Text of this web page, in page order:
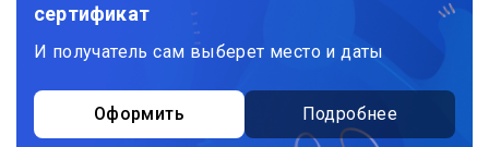
сертификат
И получатель сам выберет место и даты
Оформить Подробнее